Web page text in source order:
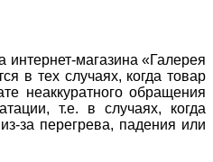
интернет-магазина «Галерея
в тех случаях, когда товар
неаккуратного обращения
т.е. в случаях, когда
за перегрева, падения или